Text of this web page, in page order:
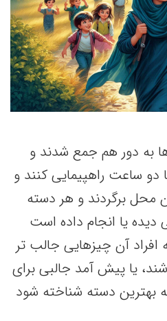
به دور هم جمع شدند و
دو ساعت راهپیمایی کنند و
برگردند و هر دسته
یا انجام داده است
آن چیزهایی جالب تر
یا پیش آمد جالبی برای
بهترین دسته شناخته شود